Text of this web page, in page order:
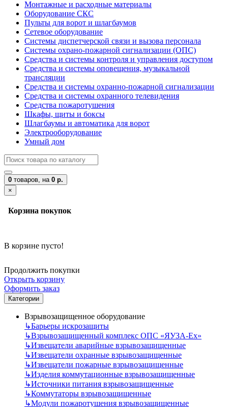
Монтажные и расходные материалы
Оборудование СКС
Пульты для ворот и шлагбаумов
Сетевое оборудование
Системы диспетчерской связи и вызова персонала
Системы охрано-пожарной сигнализации (ОПС)
Средства и системы контроля и управления доступом
Средства и системы оповещения, музыкальной
трансляции
Средства и системы охранно-пожарной сигнализации
Средства и системы охранного телевидения
Средства пожаротушения
Шкафы, щиты и боксы
Шлагбаумы и автоматика для ворот
Электрооборудование
Умный дом
0 товаров, на 0 р.
×
Корзина покупок
В корзине пусто!
Продолжить покупки
Открыть корзину
Оформить заказ
Категории
Взрывозащищенное оборудование
↳Барьеры искрозащиты
↳Взрывозащищенный комплекс ОПС «ЯУЗА-Ех»
↳Извещатели аварийные взрывозащищенные
↳Извещатели охранные взрывозащищенные
↳Извещатели пожарные взрывозащищенные
↳Изделия коммутационные взрывозащищенные
↳Источники питания взрывозащищенные
↳Коммутаторы взрывозащищенные
↳Модули пожаротушения взрывозащищенные